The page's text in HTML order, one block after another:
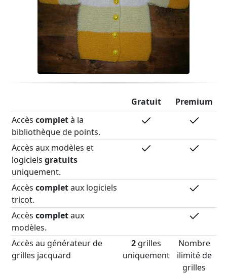
Gratuit
Premium
Accèscompletà la
bibliothèque de points.
Accès aux modèles et
logicielsgratuits
uniquement.
Accèscompletaux logiciels
tricot.
Accèscompletaux
modèles.
Accès au générateur de
grilles jacquard
2grilles
uniquement
Nombre
ilimité de
grilles